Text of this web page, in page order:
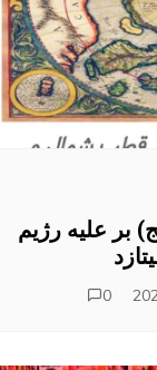
بر علیه رژیم
0